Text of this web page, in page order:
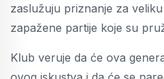
zaslužuju priznanje za
zapažene partije koje su
Klub veruje da će ova